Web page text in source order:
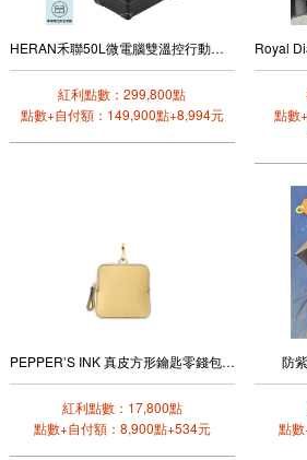
HERAN禾聯50L微電腦雙溫控行動冰箱
紅利點數：299,800點
點數+自付額：149,900點+8,994元
點數
PEPPER’S INK 真皮方形鑰匙零錢包(奶油黃)
紅利點數：17,800點
點數+自付額：8,900點+534元
防
點